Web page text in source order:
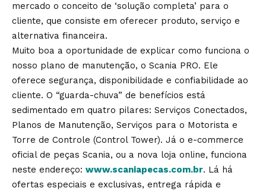
mercado o conceito de ‘solução completa’ para o
cliente, que consiste em oferecer produto, serviço e
alternativa financeira.
Muito boa a oportunidade de explicar como funciona o
nosso plano de manutenção, o Scania PRO. Ele
oferece segurança, disponibilidade e confiabilidade ao
cliente. O “guarda-chuva” de benefícios está
sedimentado em quatro pilares: Serviços Conectados,
Planos de Manutenção, Serviços para o Motorista e
Torre de Controle (Control Tower). Já o e-commerce
oficial de peças Scania, ou a nova loja online, funciona
neste endereço: www.scaniapecas.com.br. Lá há
ofertas especiais e exclusivas, entrega rápida e